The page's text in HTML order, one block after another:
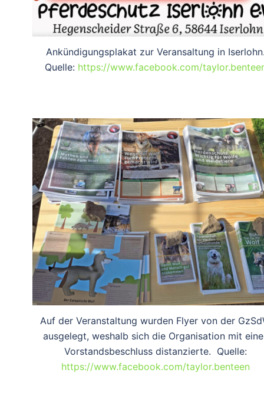
Ankündigungsplakat zur Veransaltung in
Quelle: https://www.facebook.com/
Auf der Veranstaltung wurden Flyer von der
ausgelegt, weshalb sich die Organisation mit
Vorstandsbeschluss distanzierte. Quelle:
https://www.facebook.com/taylor.benteen